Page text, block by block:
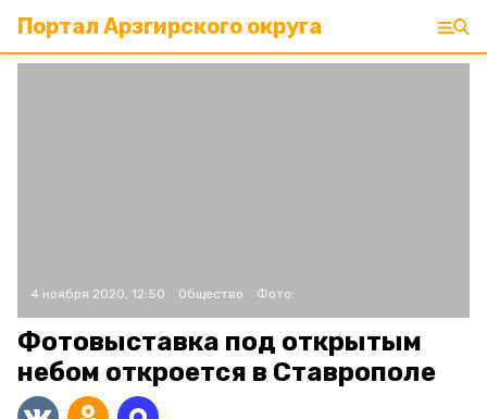
Портал Арзгирского округа
4 ноября 2020, 12:50 Общество Фото:
Фотовыставка под открытым
небом откроется в Ставрополе